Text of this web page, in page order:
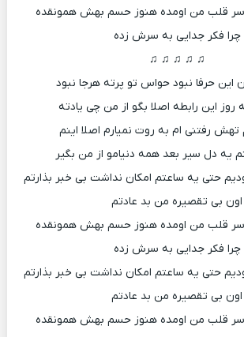
سر قلب من اومده هنوز حسم بهش همونقده
چرا فکر جدایی به سرش زده
♫ ♫ ♫ ♫ ♫
این حرفا نبود حواس تو پرته هرجا نبود
روز این رابطه اصلا بگو از من چی یادته
رفتنی ام به روت نمیارم اصلا اینم
یه دل سیر بعد همه دنیامو از من بگیر
حتی یه ساعتم امکان نداشت بی خبر بذارتم
اون بی تقصیره من بد عادتم
سر قلب من اومده هنوز حسم بهش همونقده
چرا فکر جدایی به سرش زده
حتی یه ساعتم امکان نداشت بی خبر بذارتم
اون بی تقصیره من بد عادتم
سر قلب من اومده هنوز حسم بهش همونقده